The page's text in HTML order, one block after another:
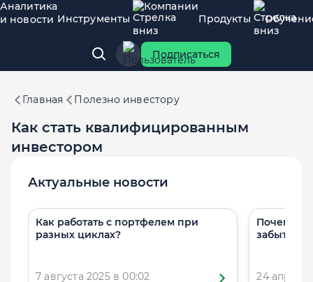
Аналитика
и новости Инструменты
Компании
Продукты
Подписаться
Главная Полезно инвестору
Как стать квалифицированным
инвестором
Актуальные новости
Как работать с портфелем при
разных циклах?
7 августа 2025 в 00:02
Почему
забыть?»
24 апреля